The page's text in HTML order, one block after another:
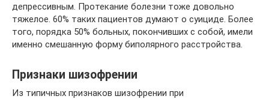
депрессивным. Протекание болезни тоже довольно
тяжелое. 60% таких пациентов думают о суициде. Более
того, порядка 50% больных, покончивших с собой, имели
именно смешанную форму биполярного расстройства.
Признаки шизофрении
Из типичных признаков шизофрении при